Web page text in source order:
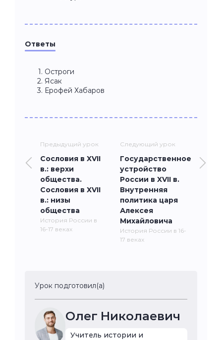
Ответы
Остроги
Ясак
Ерофей Хабаров
Предыдущий урок
Сословия в XVII
в.: верхи
общества.
Сословия в XVII
в.: низы
общества
История России в
16-17 веках
Следующий урок
Государственное
устройство
России в XVII в.
Внутренняя
политика царя
Алексея
Михайловича
История России в 16-
17 веках
Урок подготовил(а)
Олег Николаевич
Учитель истории и